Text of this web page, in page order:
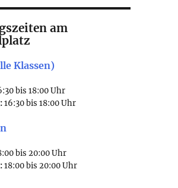
am
Klassen)
bis 18:00 Uhr
16:30 bis 18:00 Uhr
bis 20:00 Uhr
18:00 bis 20:00 Uhr